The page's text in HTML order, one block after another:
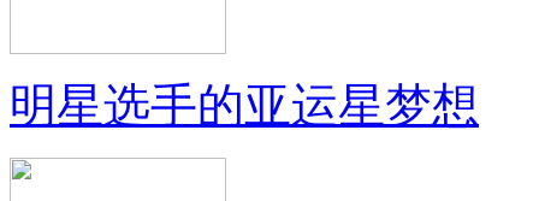
明星选手的亚运星梦想